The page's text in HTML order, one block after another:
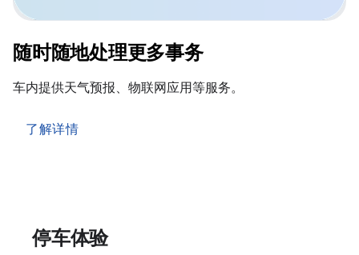
随时随地处理更多事务
车内提供天气预报、物联网应用等服务。
了解详情
停车体验